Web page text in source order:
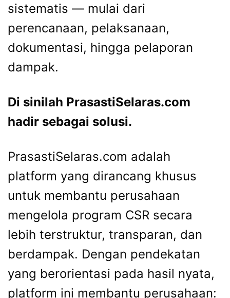
sistematis — mulai dari
perencanaan, pelaksanaan,
dokumentasi, hingga pelaporan
dampak.
Di sinilah PrasastiSelaras.com
hadir sebagai solusi.
PrasastiSelaras.com adalah
platform yang dirancang khusus
untuk membantu perusahaan
mengelola program CSR secara
lebih terstruktur, transparan, dan
berdampak. Dengan pendekatan
yang berorientasi pada hasil nyata,
platform ini membantu perusahaan: